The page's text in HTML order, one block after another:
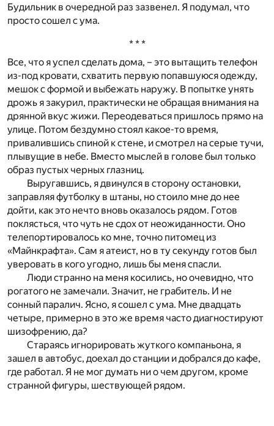
Будильник в очередной раз зазвенел. Я подумал, что
просто сошел с ума.
* * *
Все, что я успел сделать дома, – это вытащить телефон
из-под кровати, схватить первую попавшуюся одежду,
мешок с формой и выбежать наружу. В попытке унять
дрожь я закурил, практически не обращая внимания на
дрянной вкус жижи. Переодеваться пришлось прямо на
улице. Потом бездумно стоял какое-то время,
привалившись спиной к стене, и смотрел на серые тучи,
плывущие в небе. Вместо мыслей в голове был только
образ пустых черных глазниц.
Выругавшись, я двинулся в сторону остановки,
заправляя футболку в штаны, но стоило мне до нее
дойти, как это нечто вновь оказалось рядом. Готов
поклясться, что чуть не сдох от неожиданности. Оно
телепортировалось ко мне, точно питомец из
«Майнкрафта». Сам я атеист, но в ту секунду готов был
уверовать в кого угодно, лишь бы меня спасли.
Люди странно на меня косились, но очевидно, что
рогатого не замечали. Значит, не грабитель. И не
сонный паралич. Ясно, я сошел с ума. Мне двадцать
четыре, примерно в это же время часто диагностируют
шизофрению, да?
Стараясь игнорировать жуткого компаньона, я
зашел в автобус, доехал до станции и добрался до кафе,
где работал. Я не мог думать ни о чем другом, кроме
странной фигуры, шествующей рядом.